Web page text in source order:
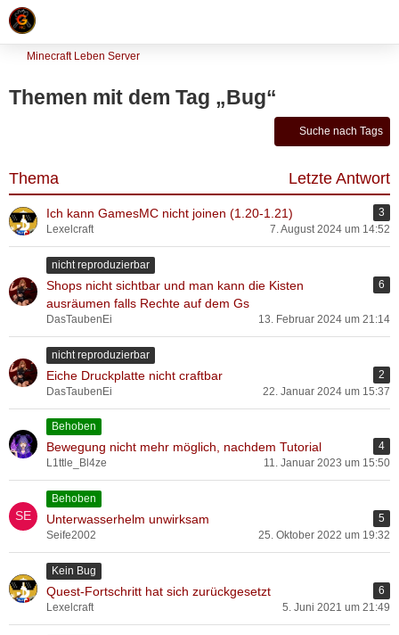
Minecraft Leben Server
Themen mit dem Tag „Bug“
Suche nach Tags
Thema Letzte Antwort
Ich kann GamesMC nicht joinen (1.20-1.21)
3
Lexelcraft
7. August 2024 um 14:52
nicht reproduzierbar
Shops nicht sichtbar und man kann die Kisten
ausräumen falls Rechte auf dem Gs
6
DasTaubenEi 13. Februar 2024 um 21:14
nicht reproduzierbar
Eiche Druckplatte nicht craftbar
2
DasTaubenEi
22. Januar 2024 um 15:37
Behoben
Bewegung nicht mehr möglich, nachdem Tutorial
4
L1ttle_Bl4ze
11. Januar 2023 um 15:50
Behoben
Unterwasserhelm unwirksam
5
Seife2002
25. Oktober 2022 um 19:32
Kein Bug
Quest-Fortschritt hat sich zurückgesetzt
6
Lexelcraft
5. Juni 2021 um 21:49